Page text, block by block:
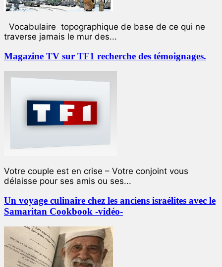
Vocabulaire topographique de base de ce qui ne
traverse jamais le mur des...
Magazine TV sur TF1 recherche des témoignages.
Votre couple est en crise – Votre conjoint vous
délaisse pour ses amis ou ses...
Un voyage culinaire chez les anciens israélites avec le
Samaritan Cookbook -vidéo-